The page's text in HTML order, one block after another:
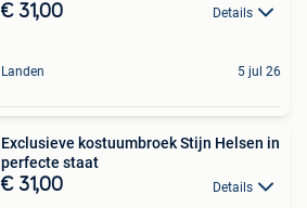
€ 31,00 Details
Landen 5 jul 26
Exclusieve kostuumbroek Stijn Helsen in
perfecte staat
€ 31,00 Details